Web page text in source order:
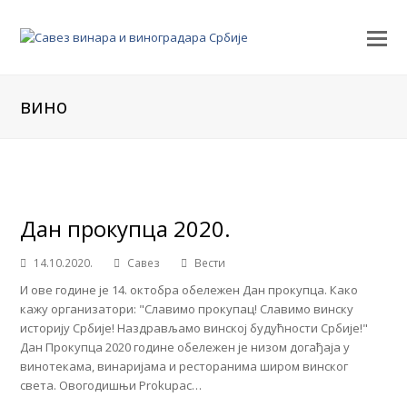
вино
Дан прокупца 2020.
14.10.2020. Савез Вести
И ове године је 14. октобра обележен Дан прокупца. Како
кажу организатори: "Славимо прокупац! Славимо винску
историју Србије! Наздрављамо винској будућности Србије!"
Дан Прокупца 2020 године обележен је низом догађаја у
винотекама, винаријама и ресторанима широм винског
света. Овогодишњи Prokupac…